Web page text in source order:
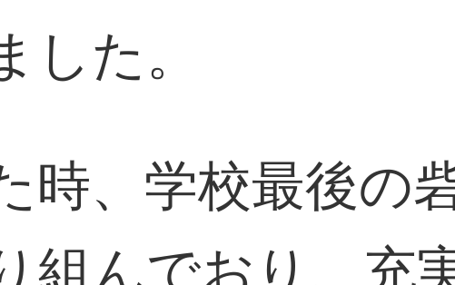
した。
時、学校最後の
組んでおり、充